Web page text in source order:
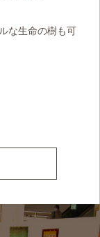
な生命の樹も可